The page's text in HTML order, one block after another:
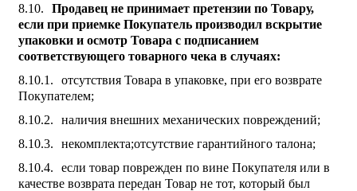
Продавец не принимает претензии по Товару,
если при приемке Покупатель производил вскрытие
упаковки и осмотр Товара с подписанием
соответствующего товарного чека в случаях:
отсутствия Товара в упаковке, при его возврате
Покупателем;
наличия внешних механических повреждений;
некомплекта;отсутствие гарантийного талона;
если товар поврежден по вине Покупателя или в
качестве возврата передан Товар не тот, который был